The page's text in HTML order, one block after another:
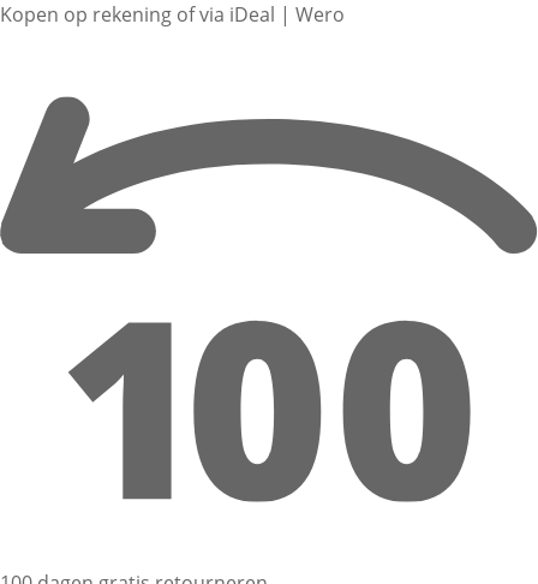
Kopen op rekening of via iDeal | Wero